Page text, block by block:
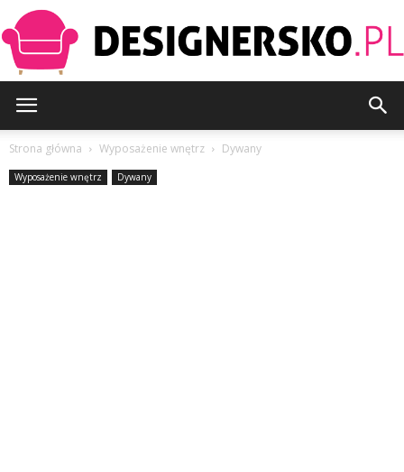
Strona główna Wyposażenie wnętrz Dywany
Wyposażenie wnętrz Dywany